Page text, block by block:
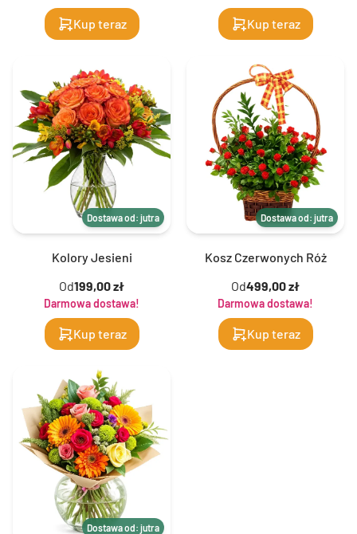
Kup teraz Kup teraz
Dostawa od: jutra
Kolory Jesieni
Od199,00 zł
Darmowa dostawa!
Kup teraz
Dostawa od: jutra
Kosz Czerwonych Róż
Od499,00 zł
Darmowa dostawa!
Kup teraz
Dostawa od: jutra